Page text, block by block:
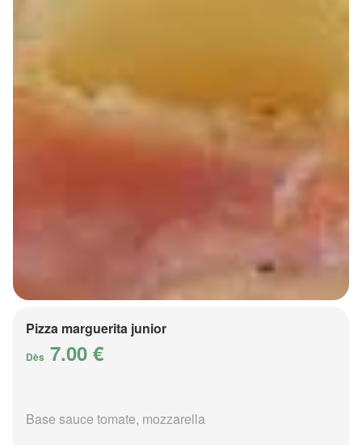
Pizza marguerita junior
Dès 7.00 €
Base sauce tomate, mozzarella